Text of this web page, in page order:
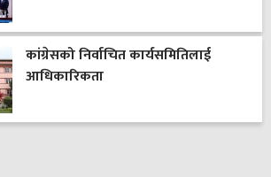
कांग्रेसको निर्वाचित कार्यसमितिलाई
आधिकारिकता